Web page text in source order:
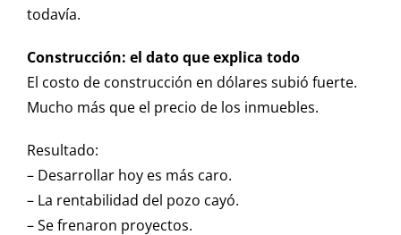
todavía.
Construcción: el dato que explica todo
El costo de construcción en dólares subió fuerte.
Mucho más que el precio de los inmuebles.
Resultado:
– Desarrollar hoy es más caro.
– La rentabilidad del pozo cayó.
– Se frenaron proyectos.